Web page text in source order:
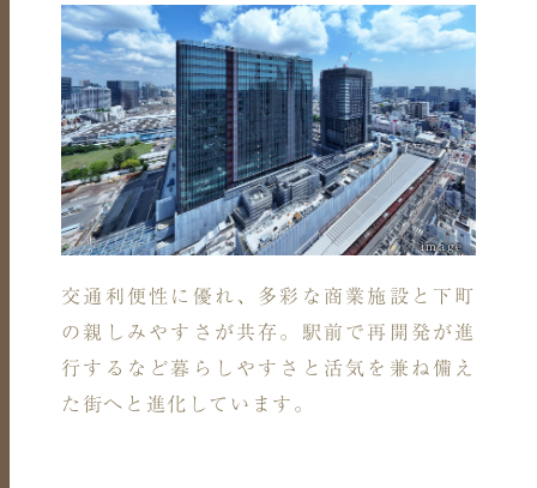
image
交通利便性に優れ、多彩な商業施設と下町
の親しみやすさが共存。駅前で再開発が進
行するなど暮らしやすさと活気を兼ね備え
た街へと進化しています。